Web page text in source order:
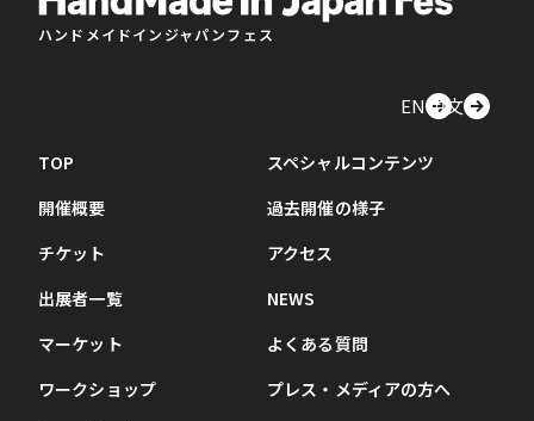
ハンドメイドインジャパンフェス
EN中文
TOP
開催概要
チケット
出展者一覧
マーケット
ワークショップ
スペシャルコンテンツ
過去開催の様子
アクセス
NEWS
よくある質問
プレス・メディアの方へ